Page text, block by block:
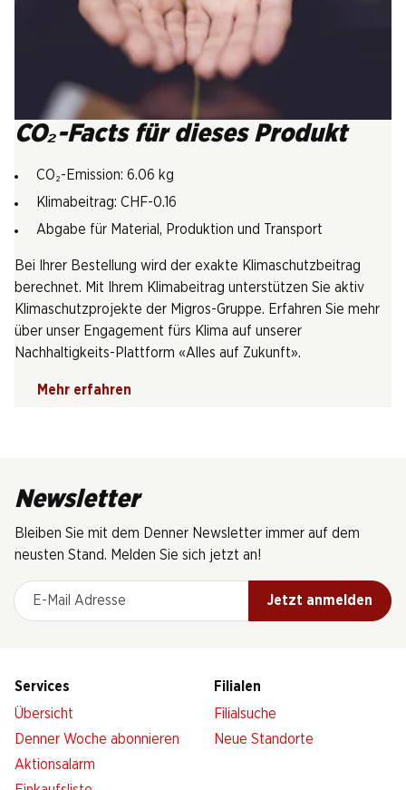
CO₂-Facts für dieses Produkt
CO₂-Emission: 6.06 kg
Klimabeitrag: CHF-0.16
Abgabe für Material, Produktion und Transport
Bei Ihrer Bestellung wird der exakte Klimaschutzbeitrag
berechnet. Mit Ihrem Klimabeitrag unterstützen Sie aktiv
Klimaschutzprojekte der Migros-Gruppe. Erfahren Sie mehr
über unser Engagement fürs Klima auf unserer
Nachhaltigkeits-Plattform «Alles auf Zukunft».
Mehr erfahren
Newsletter
Bleiben Sie mit dem Denner Newsletter immer auf dem
neusten Stand. Melden Sie sich jetzt an!
E-Mail Adresse
Jetzt anmelden
Services
Übersicht
Denner Woche abonnieren
Aktionsalarm
Filialen
Filialsuche
Neue Standorte